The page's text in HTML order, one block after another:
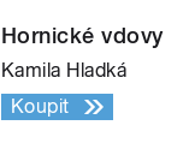
Hornické vdovy
Kamila Hladká
Koupit